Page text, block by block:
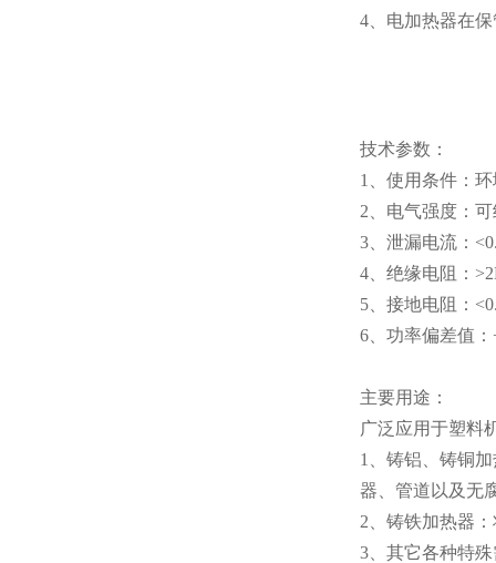
4、电加热器在
技术参数：
1、使用条件：
2、电气强度：
3、泄漏电流：
4、绝缘电阻：
5、接地电阻：
6、功率偏差值：
主要用途：
广泛应用于塑料
1、铸铝、铸铜
器、管道以及无
2、铸铁加热器
3、其它各种特